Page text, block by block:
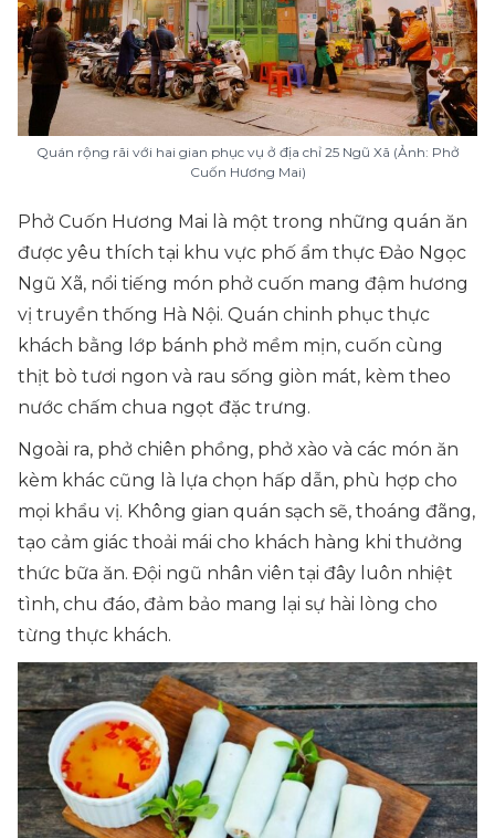
Quán rộng rãi với hai gian phục vụ ở địa chỉ 25 Ngũ Xã (Ảnh: Phở
Cuốn Hương Mai)
Phở Cuốn Hương Mai là một trong những quán ăn
được yêu thích tại khu vực phố ẩm thực Đảo Ngọc
Ngũ Xã, nổi tiếng món phở cuốn mang đậm hương
vị truyền thống Hà Nội. Quán chinh phục thực
khách bằng lớp bánh phở mềm mịn, cuốn cùng
thịt bò tươi ngon và rau sống giòn mát, kèm theo
nước chấm chua ngọt đặc trưng.
Ngoài ra, phở chiên phồng, phở xào và các món ăn
kèm khác cũng là lựa chọn hấp dẫn, phù hợp cho
mọi khẩu vị. Không gian quán sạch sẽ, thoáng đãng,
tạo cảm giác thoải mái cho khách hàng khi thưởng
thức bữa ăn. Đội ngũ nhân viên tại đây luôn nhiệt
tình, chu đáo, đảm bảo mang lại sự hài lòng cho
từng thực khách.